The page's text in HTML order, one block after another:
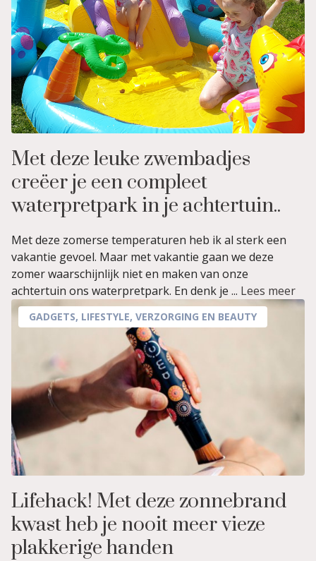
Met deze leuke zwembadjes
creëer je een compleet
waterpretpark in je achtertuin..
Met deze zomerse temperaturen heb ik al sterk een
vakantie gevoel. Maar met vakantie gaan we deze
zomer waarschijnlijk niet en maken van onze
achtertuin ons waterpretpark. En denk je ... Lees meer
GADGETS, LIFESTYLE, VERZORGING EN BEAUTY
Lifehack! Met deze zonnebrand
kwast heb je nooit meer vieze
plakkerige handen